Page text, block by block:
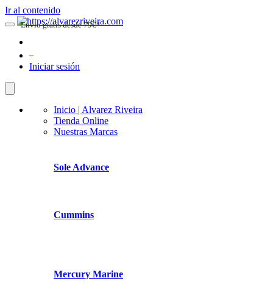
Ir al contenido
Iniciar sesión
Inicio | Alvarez Riveira
Tienda Online
Nuestras Marcas
Sole Advance
Cummins
Mercury Marine
Envio gratis desde 79€*